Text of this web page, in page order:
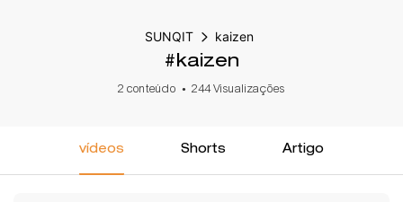
SUNQIT kaizen
#kaizen
2 conteúdo 244 Visualizações
vídeos Shorts Artigo